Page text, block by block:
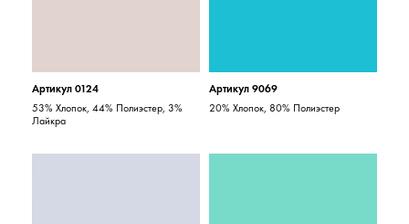
Артикул 0124
53% Хлопок, 44% Полиэстер, 3%
Лайкра
Артикул 9069
20% Хлопок, 80% Полиэстер